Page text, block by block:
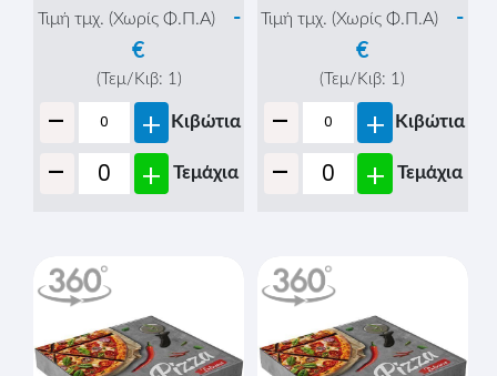
Τιμή τμχ. (Χωρίς Φ.Π.Α)
-
€
(Τεμ/Κιβ: 1 )
- + Κιβώτια
- + Τεμάχια
Τιμή τμχ. (Χωρίς Φ.Π.Α)
-
€
(Τεμ/Κιβ: 1)
- + Κιβώτια
- + Τεμάχια